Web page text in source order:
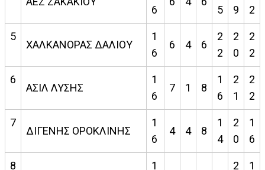
6
5
9
2
5
ΧΑΛΚΑΝΟΡΑΣ ΔΑΛΙΟΥ
1
6
6 4 6
2
2
2
0
2
2
6
ΑΣΙΛ ΛΥΣΗΣ
1
6
7 1 8
1
6
2
1
2
2
7
ΔΙΓΕΝΗΣ ΟΡΟΚΛΙΝΗΣ
1
6
4 4 8
1
4
2
0
1
6
8 1 2 1